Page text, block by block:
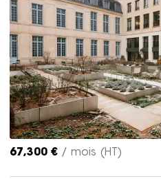
67,300 € / mois (HT)